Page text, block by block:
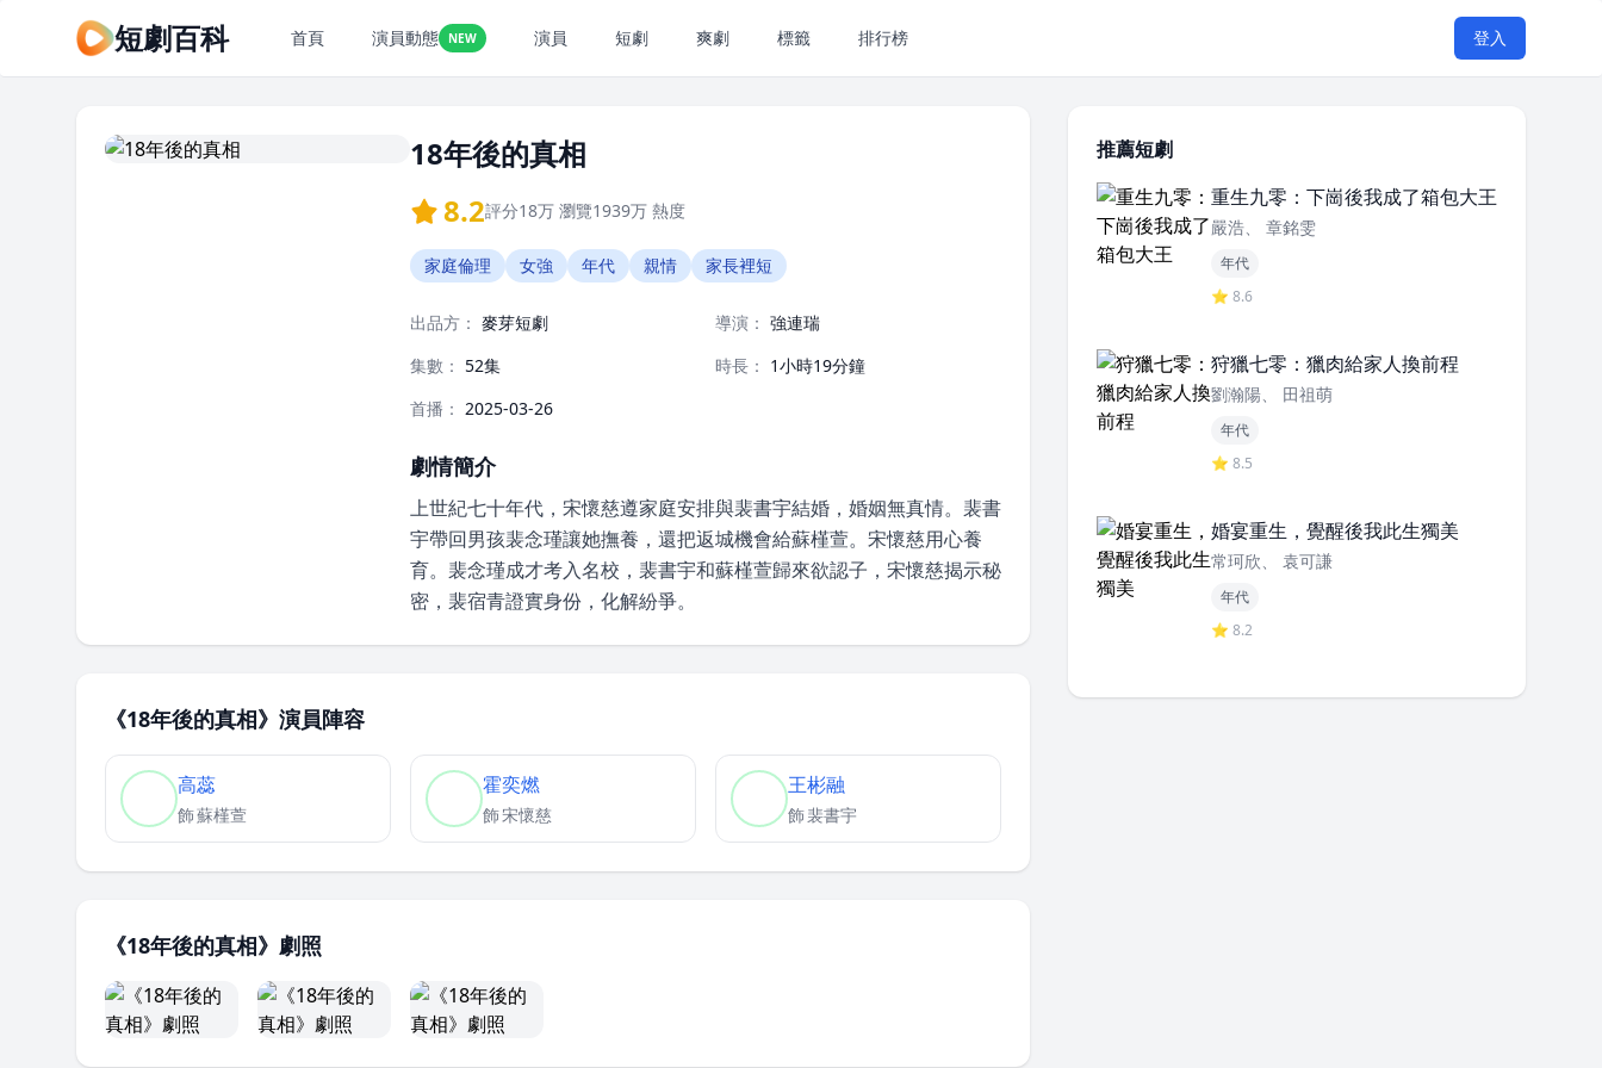
短劇百科 首頁 演員動態 NEW 演員 短劇 爽劇 標籤 排行榜 登入
18年後的真相
8.2評分18万 瀏覽1939万 熱度
家庭倫理 女強 年代 親情 家長裡短
出品方： 麥芽短劇 導演： 強連瑞
集數： 52集 時長： 1小時19分鐘
首播： 2025-03-26
劇情簡介
上世紀七十年代，宋懷慈遵家庭安排與裴書宇結婚，婚姻無真情。裴書
宇帶回男孩裴念瑾讓她撫養，還把返城機會給蘇槿萱。宋懷慈用心養
育。裴念瑾成才考入名校，裴書宇和蘇槿萱歸來欲認子，宋懷慈揭示秘
密，裴宿青證實身份，化解紛爭。
《18年後的真相》演員陣容
高蕊
飾蘇槿萱
霍奕燃
飾宋懷慈
王彬融
飾裴書宇
《18年後的真相》劇照
推薦短劇
重生九零：下崗後我成了箱包大王
嚴浩、 章銘雯
年代
⭐ 8.6
狩獵七零：獵肉給家人換前程
劉瀚陽、 田祖萌
年代
⭐ 8.5
婚宴重生，覺醒後我此生獨美
常珂欣、 袁可謙
年代
⭐ 8.2